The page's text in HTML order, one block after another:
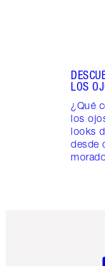
LOS
¿Qué
los
looks
desde